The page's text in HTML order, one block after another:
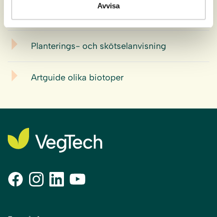
Avvisa
Planterings- och skötselanvisning
Artguide olika biotoper